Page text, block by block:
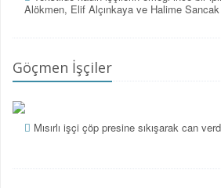
Alökmen, Elif Alçınkaya ve Halime
Göçmen İşçiler
Mısırlı işçi çöp presine sıkışarak can